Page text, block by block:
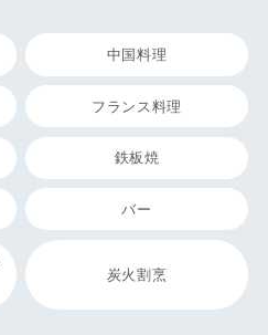
中国料理
フランス料理
鉄板焼
バー
炭火割烹